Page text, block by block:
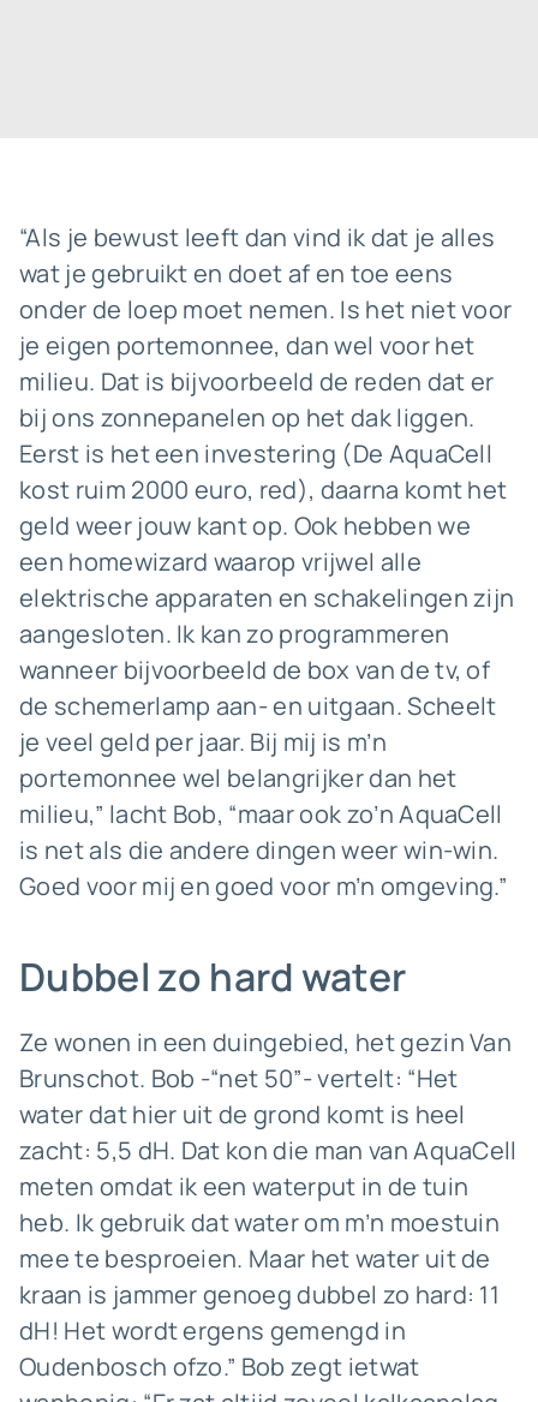
“Als je bewust leeft dan vind ik dat je alles
wat je gebruikt en doet af en toe eens
onder de loep moet nemen. Is het niet voor
je eigen portemonnee, dan wel voor het
milieu. Dat is bijvoorbeeld de reden dat er
bij ons zonnepanelen op het dak liggen.
Eerst is het een investering (De AquaCell
kost ruim 2000 euro, red), daarna komt het
geld weer jouw kant op. Ook hebben we
een homewizard waarop vrijwel alle
elektrische apparaten en schakelingen zijn
aangesloten. Ik kan zo programmeren
wanneer bijvoorbeeld de box van de tv, of
de schemerlamp aan- en uitgaan. Scheelt
je veel geld per jaar. Bij mij is m’n
portemonnee wel belangrijker dan het
milieu,” lacht Bob, “maar ook zo’n AquaCell
is net als die andere dingen weer win-win.
Goed voor mij en goed voor m’n omgeving.”
Dubbel zo hard water
Ze wonen in een duingebied, het gezin Van
Brunschot. Bob -“net 50”- vertelt: “Het
water dat hier uit de grond komt is heel
zacht: 5,5 dH. Dat kon die man van AquaCell
meten omdat ik een waterput in de tuin
heb. Ik gebruik dat water om m’n moestuin
mee te besproeien. Maar het water uit de
kraan is jammer genoeg dubbel zo hard: 11
dH! Het wordt ergens gemengd in
Oudenbosch ofzo.” Bob zegt ietwat